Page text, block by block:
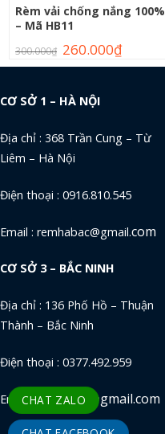
Rèm vải chống nắng 100%
– Mã HB11
300.000₫ 260.000₫
CƠ SỞ 1 – HÀ NỘI
Địa chỉ : 368 Trần Cung – Từ
Liêm – Hà Nội
Điện thoại : 0916.810.545
Email : remhabac@gmail.com
CƠ SỞ 3 – BẮC NINH
Địa chỉ : 136 Phố Hồ – Thuận
Thành – Bắc Ninh
Điện thoại : 0377.492.959
Email : remhabac@gmail.com
CHAT ZALO